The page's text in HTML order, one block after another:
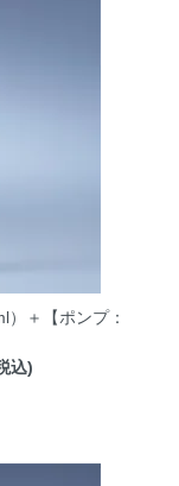
）＋【ポンプ：
込)